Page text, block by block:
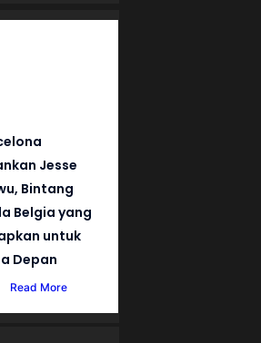
Jesse
Bintang
Belgia yang
untuk
Depan
Read More